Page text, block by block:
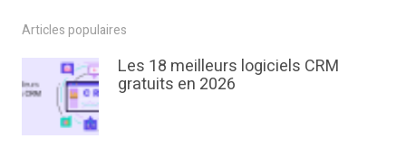
Articles populaires
Les 18 meilleurs logiciels CRM
gratuits en 2026